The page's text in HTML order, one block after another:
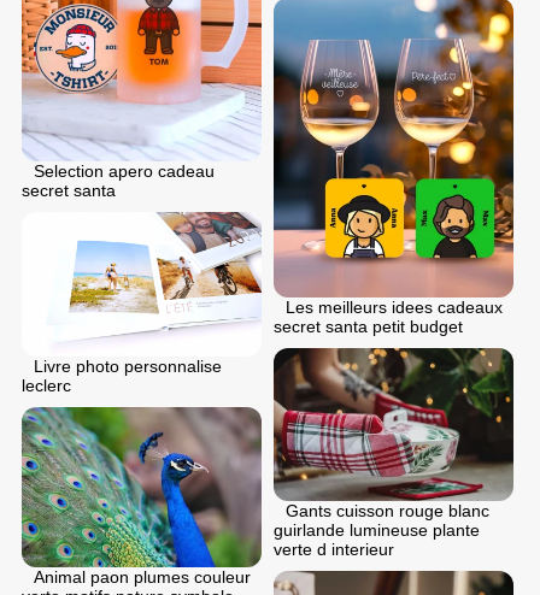
Selection apero cadeau
secret santa
Les meilleurs idees cadeaux
secret santa petit budget
Livre photo personnalise
leclerc
Gants cuisson rouge blanc
guirlande lumineuse plante
verte d interieur
Animal paon plumes couleur